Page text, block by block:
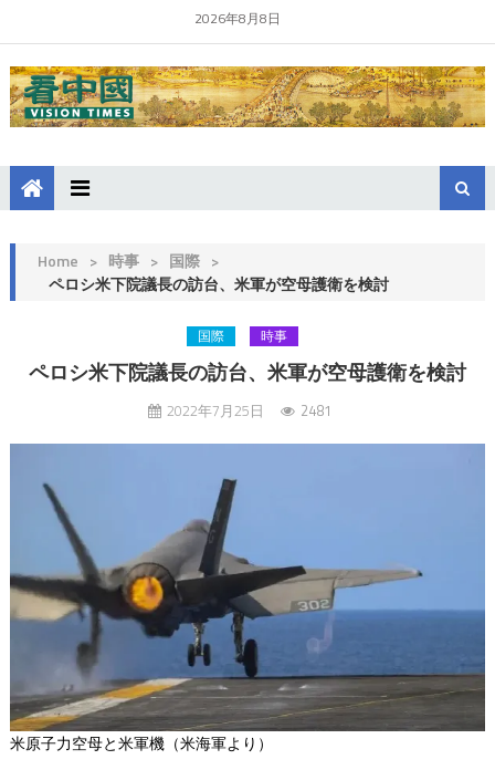
2026年8月8日
Home > 時事 > 国際 >
ペロシ米下院議長の訪台、米軍が空母護衛を検討
国際 時事
ペロシ米下院議長の訪台、米軍が空母護衛を検討
2022年7月25日 2481
米原子力空母と米軍機（米海軍より）